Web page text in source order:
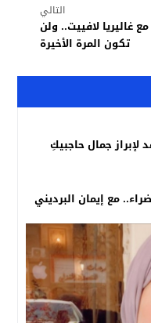
التالي
لافييت.. ولن
تكون المرة الأخيرة